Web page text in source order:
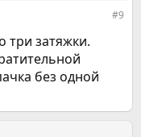
#9
три затяжки.
без одной